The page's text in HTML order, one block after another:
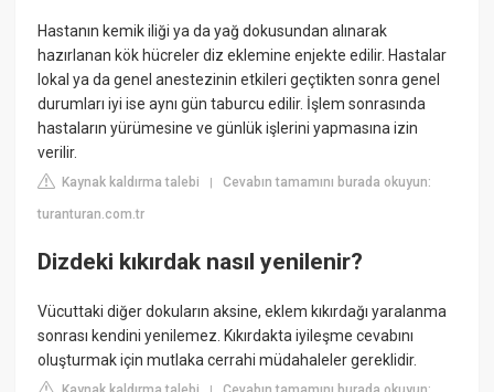
Hastanın kemik iliği ya da yağ dokusundan alınarak
hazırlanan kök hücreler diz eklemine enjekte edilir. Hastalar
lokal ya da genel anestezinin etkileri geçtikten sonra genel
durumları iyi ise aynı gün taburcu edilir. İşlem sonrasında
hastaların yürümesine ve günlük işlerini yapmasına izin
verilir.
Kaynak kaldırma talebi |Cevabın tamamını burada okuyun:
turanturan.com.tr
Dizdeki kıkırdak nasıl yenilenir?
Vücuttaki diğer dokuların aksine, eklem kıkırdağı yaralanma
sonrası kendini yenilemez. Kıkırdakta iyileşme cevabını
oluşturmak için mutlaka cerrahi müdahaleler gereklidir.